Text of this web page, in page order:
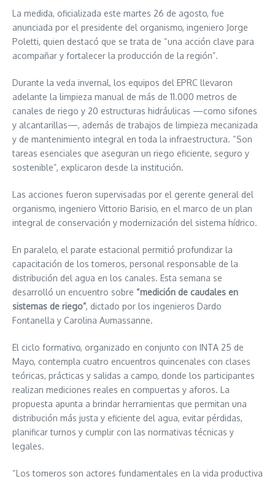
La medida, oficializada este martes 26 de agosto, fue
anunciada por el presidente del organismo, ingeniero Jorge
Poletti, quien destacó que se trata de “una acción clave para
acompañar y fortalecer la producción de la región”.
Durante la veda invernal, los equipos del EPRC llevaron
adelante la limpieza manual de más de 11.000 metros de
canales de riego y 20 estructuras hidráulicas —como sifones
y alcantarillas—, además de trabajos de limpieza mecanizada
y de mantenimiento integral en toda la infraestructura. “Son
tareas esenciales que aseguran un riego eficiente, seguro y
sostenible”, explicaron desde la institución.
Las acciones fueron supervisadas por el gerente general del
organismo, ingeniero Vittorio Barisio, en el marco de un plan
integral de conservación y modernización del sistema hídrico.
En paralelo, el parate estacional permitió profundizar la
capacitación de los tomeros, personal responsable de la
distribución del agua en los canales. Esta semana se
desarrolló un encuentro sobre “medición de caudales en
sistemas de riego”, dictado por los ingenieros Dardo
Fontanella y Carolina Aumassanne.
El ciclo formativo, organizado en conjunto con INTA 25 de
Mayo, contempla cuatro encuentros quincenales con clases
teóricas, prácticas y salidas a campo, donde los participantes
realizan mediciones reales en compuertas y aforos. La
propuesta apunta a brindar herramientas que permitan una
distribución más justa y eficiente del agua, evitar pérdidas,
planificar turnos y cumplir con las normativas técnicas y
legales.
“Los tomeros son actores fundamentales en la vida productiva